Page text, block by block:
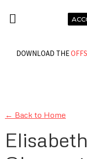
DOWNLOAD THE
← Back to Home